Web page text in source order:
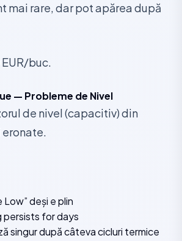
mai rare, dar pot apărea după
buc.
— Probleme de Nivel
de nivel (capacitiv) din
eronate.
deși e plin
persists for days
singur după câteva cicluri termice